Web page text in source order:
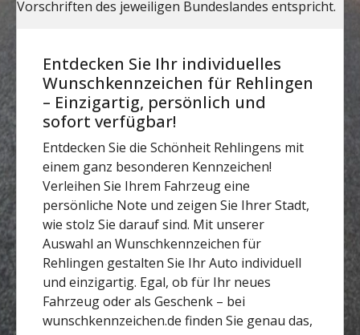
Entdecken Sie Ihr individuelles
Wunschkennzeichen für Rehlingen
– Einzigartig, persönlich und
sofort verfügbar!
Entdecken Sie die Schönheit Rehlingens mit
einem ganz besonderen Kennzeichen!
Verleihen Sie Ihrem Fahrzeug eine
persönliche Note und zeigen Sie Ihrer Stadt,
wie stolz Sie darauf sind. Mit unserer
Auswahl an Wunschkennzeichen für
Rehlingen gestalten Sie Ihr Auto individuell
und einzigartig. Egal, ob für Ihr neues
Fahrzeug oder als Geschenk – bei
wunschkennzeichen.de finden Sie genau das,